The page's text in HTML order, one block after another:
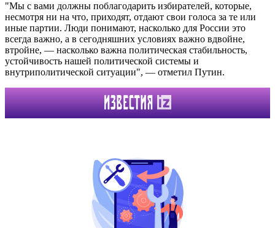
"Мы с вами должны поблагодарить избирателей, которые,
несмотря ни на что, приходят, отдают свои голоса за те или
иные партии. Люди понимают, насколько для России это
всегда важно, а в сегодняшних условиях важно вдвойне,
втройне, — насколько важна политическая стабильность,
устойчивость нашей политической системы и
внутриполитической ситуации", — отметил Путин.